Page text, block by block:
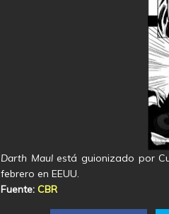
Darth Maulestá guionizado por
febrero en EEUU.
Fuente: CBR